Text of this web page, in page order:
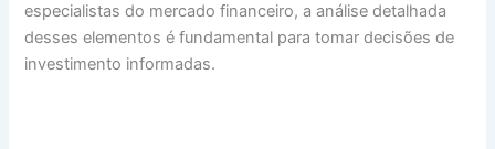
especialistas do mercado financeiro, a análise detalhada
desses elementos é fundamental para tomar decisões de
investimento informadas.